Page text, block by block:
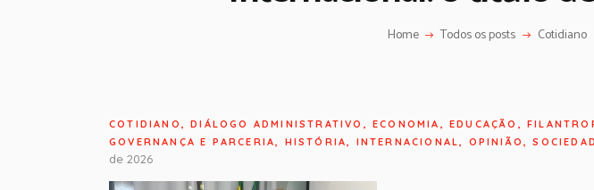
Home Todos os posts Cotidiano
COTIDIANO ,DIÁLOGO ADMINISTRATIVO ,ECONOMIA ,EDUCAÇÃO ,
GOVERNANÇA E PARCERIA, HISTÓRIA, INTERNACIONAL, OPINIÃO,
de 2026